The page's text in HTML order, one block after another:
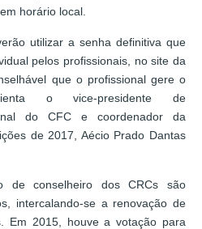
horário local.
utilizar a senha definitiva que
pelos profissionais, no site da
que o profissional gere o
o vice-presidente de
do CFC e coordenador da
de 2017, Aécio Prado Dantas
de conselheiro dos CRCs são
intercalando-se a renovação de
Em 2015, houve a votação para